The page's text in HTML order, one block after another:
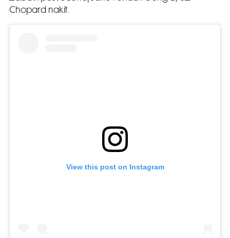
Chopard nakit.
View this post on Instagram